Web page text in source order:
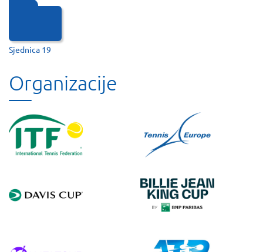
Sjednica 19
Organizacije